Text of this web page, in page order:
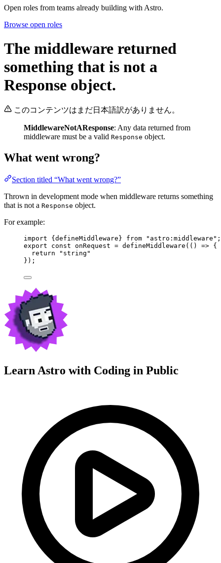
Open roles from teams already building with Astro.
Browse open roles
The middleware returned
something that is not a
Response object.
このコンテンツはまだ日本語訳がありません。
MiddlewareNotAResponse: Any data returned from
middleware must be a valid Response object.
What went wrong?
Section titled “What went wrong?”
Thrown in development mode when middleware returns something
that is not a Response object.
For example:
import {defineMiddleware} from " astro:middleware " ;
export const onRequest = defineMiddleware ( ()
=> {
return
" string "
} );
Learn Astro with Coding in Public